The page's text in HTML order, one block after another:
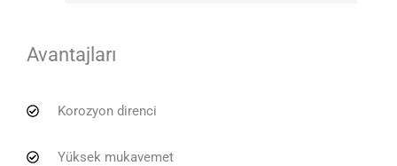
Avantajları
Korozyon direnci
Yüksek mukavemet